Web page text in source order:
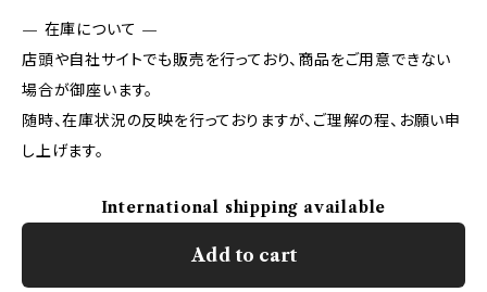
— 在庫について —
店頭や自社サイトでも販売を行っており、商品をご用意できない
場合が御座います。
随時、在庫状況の反映を行っておりますが、ご理解の程、お願い申
し上げます。
International shipping available
Add to cart